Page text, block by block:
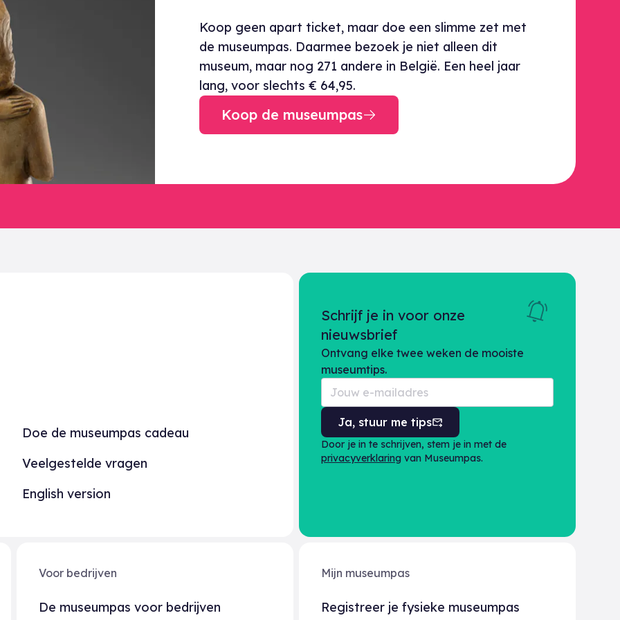
Koop geen apart ticket, maar doe een slimme zet met
de museumpas. Daarmee bezoek je niet alleen dit
museum, maar nog 271 andere in België. Een heel jaar
lang, voor slechts € 64,95.
Koop de museumpas
Doe de museumpas cadeau
Veelgestelde vragen
English version
Schrijf je in voor onze
nieuwsbrief
Ontvang elke twee weken de mooiste
museumtips.
Ja, stuur me tips
Door je in te schrijven, stem je in met de
privacyverklaring van Museumpas.
Voor bedrijven
De museumpas voor bedrijven
Mijn museumpas
Registreer je fysieke museumpas